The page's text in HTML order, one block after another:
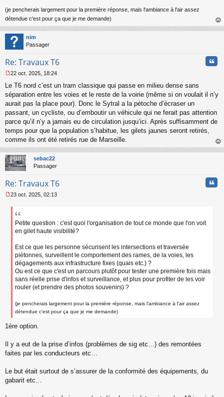
(je pencherais largement pour la première réponse, mais l'ambiance à l'air assez
détendue c'est pour ça que je me demande)
au
nim
Passager
Re: Travaux T6
e
s
s
g
e
n
o
n
l
u
22 oct. 2025, 18:24
Le T6 nord c’est un tram classique qui passe en milieu dense sans
séparation entre les voies et le reste de la voirie (même si on voulait il n’y
aurait pas la place pour). Donc le Sytral a la pétoche d’écraser un
passant, un cycliste, ou d’emboutir un véhicule qui ne ferait pas attention
parce qu’il n’y a jamais eu de circulation jusqu’ici. Après suffisamment de
temps pour que la population s’habitue, les gilets jaunes seront retirés,
comme ils ont été retirés rue de Marseille.
au
sebac22
Passager
Re: Travaux T6
e
23 oct. 2025, 02:13
Petite question : c'est quoi l'organisation de tout ce monde que l'on voit
en gilet haute visibilité?
Est ce que les personne sécurisent les intersections et traversée
piétonnes, surveillent le comportement des rames, de la voies, les
dégagements aux infrastructure fixes (quais etc.) ?
Ou est ce que c'est un parcours plutôt pour tester une première fois mais
sans réelle prise d'infos et surveillance, et plus pour profiter de les voir
rouler (et prendre des photos souvenirs) ?
(je pencherais largement pour la première réponse, mais l'ambiance à l'air assez
détendue c'est pour ça que je me demande)
1ère option.
Il y a eut de la prise d’infos (problèmes de sig etc…) des remontées
faites par les conducteurs etc…
Le but était surtout de s’assurer de la conformité des équipements, du
gabarit etc…